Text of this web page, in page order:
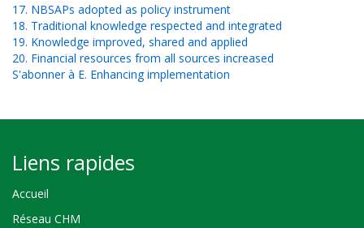
17. NBSAPs adopted as policy instrument
18. Traditional knowledge respected and integrated
19. Knowledge improved, shared and applied
20. Financial resources from all sources increased
S'abonner à E. Enhancing implementation
Liens rapides
Accueil
Réseau CHM